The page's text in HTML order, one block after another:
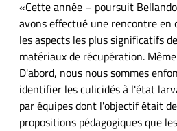
«Cette année – poursuit
avons effectué une rencontre en
les aspects les plus significatifs
matériaux de récupération.
D'abord, nous nous sommes
identifier les culicidés à l'état
par équipes dont l'objectif était
propositions pédagogiques que